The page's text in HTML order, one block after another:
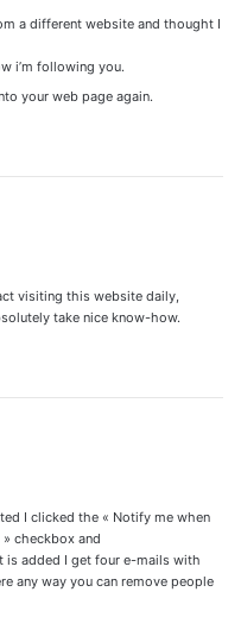
a different website and thought I
i’m following you.
your web page again.
visiting this website daily,
take nice know-how.
I clicked the « Notify me when
checkbox and
is added I get four e-mails with
any way you can remove people